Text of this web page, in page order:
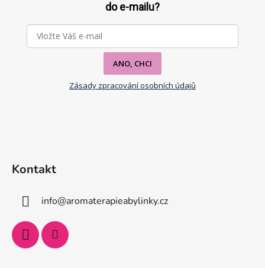
do e-mailu?
ANO, CHCI
Zásady zpracování osobních údajů
Kontakt
info@aromaterapieabylinky.cz